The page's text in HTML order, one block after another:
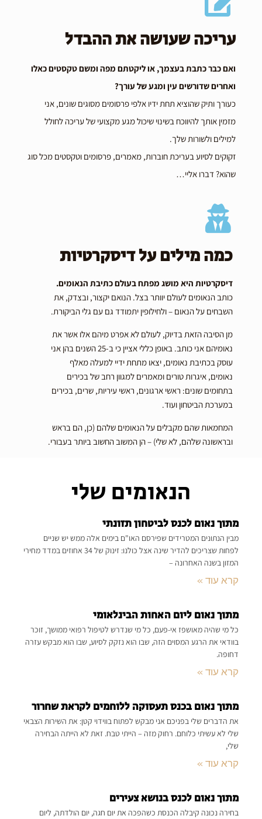
עריכה שעושה את ההבדל
ואם כבר כתבת בעצמך, או ליקטתם מפה ומשם טקסטים כאלו
ואחרים שדורשים עין ומגע של עורך?
כעורך ותיק שהוציא תחת ידיו אלפי פרסומים מסוגים שונים, אני
מזמין אותך להיווכח בשינוי שיכול מגע מקצועי של עריכה לחולל
למילים ולשורות שלך.
זקוקים לסיוע בעריכת חוברות, מאמרים, פרסומים וטקסטים מכל סוג
שהוא? דברו אליי…
כמה מילים על דיסקרטיות
דיסקרטיות היא מושג מפתח בעולם כתיבת הנאומים.
כותב הנאומים לעולם יוותר בצל. הנואם יקצור, ובצדק, את
השבחים על הנאום – ולחילופין יתמודד גם עם גלי הביקורת.
מן הסיבה הזאת בדיוק, לעולם לא אפרט מיהם אלו אשר את
נאומיהם אני כותב. באופן כללי אציין כי ב-25 השנים בהן אני
עוסק בכתיבת נאומים, יצאו מתחת ידיי למעלה מאלף
נאומים, איגרות טורים ומאמרים למגוון רחב של בכירים
בתחומים שונים: ראשי ארגונים, ראשי עיריות, שרים, בכירים
במערכת הביטחון ועוד.
המחמאות שהם מקבלים על הנאומים שלהם (כן, הם בראש
ובראשונה שלהם, לא שלי) – הן המשוב החשוב ביותר בעבורי.
הנאומים שלי
מתוך נאום לכנס לביטחון תזונתי
מבין הנתונים המטרידים שפירסם האו"ם בימים אלה ממש יש שניים
לפחות שצריכים להדיר שינה אצל כולנו: זינוק של 34 אחוזים במדד מחירי
המזון בשנה האחרונה –
קרא עוד »
מתוך נאום ליום האחות הבינלאומי
כל מי שהיה מאושפז אי-פעם, כל מי שנדרש לטיפול רפואי ממושך, זוכר
בוודאי את הרגע המסוים הזה, שבו הוא נזקק לסיוע, שבו הוא מבקש עזרה
דחופה.
קרא עוד »
מתוך נאום בכנס תעסוקה ללוחמים לקראת שחרור
את הדברים שלי בפניכם אני מבקש לפתוח בווידוי קטן: את השירות הצבאי
שלי לא עשיתי כלוחם. רחוק מזה – הייתי טבח. זאת לא הייתה הבחירה
שלי,
קרא עוד »
מתוך נאום לכנס בנושא צעירים
בחירה נכונה קיבלה הכנסת כשהפכה את יום חגה, יום הולדתה, ליום